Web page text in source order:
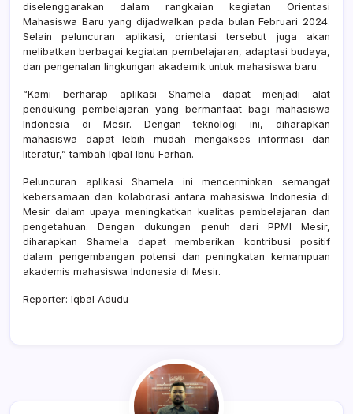
diselenggarakan dalam rangkaian kegiatan Orientasi
Mahasiswa Baru yang dijadwalkan pada bulan Februari 2024.
Selain peluncuran aplikasi, orientasi tersebut juga akan
melibatkan berbagai kegiatan pembelajaran, adaptasi budaya,
dan pengenalan lingkungan akademik untuk mahasiswa baru.
“Kami berharap aplikasi Shamela dapat menjadi alat
pendukung pembelajaran yang bermanfaat bagi mahasiswa
Indonesia di Mesir. Dengan teknologi ini, diharapkan
mahasiswa dapat lebih mudah mengakses informasi dan
literatur,” tambah Iqbal Ibnu Farhan.
Peluncuran aplikasi Shamela ini mencerminkan semangat
kebersamaan dan kolaborasi antara mahasiswa Indonesia di
Mesir dalam upaya meningkatkan kualitas pembelajaran dan
pengetahuan. Dengan dukungan penuh dari PPMI Mesir,
diharapkan Shamela dapat memberikan kontribusi positif
dalam pengembangan potensi dan peningkatan kemampuan
akademis mahasiswa Indonesia di Mesir.
Reporter: Iqbal Adudu